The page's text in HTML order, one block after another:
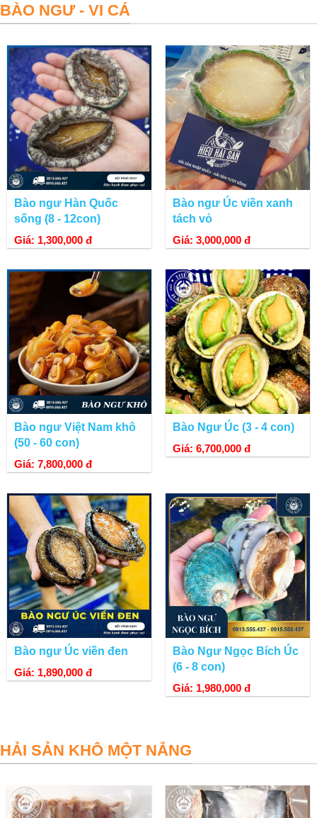
BÀO NGƯ - VI CÁ
Bào ngư Hàn Quốc
sống (8 - 12con)
Giá: 1,300,000 đ
Bào ngư Úc viền xanh
tách vỏ
Giá: 3,000,000 đ
Bào ngư Việt Nam khô
(50 - 60 con)
Giá: 7,800,000 đ
Bào Ngư Úc (3 - 4 con)
Giá: 6,700,000 đ
Bào ngư Úc viền đen
Giá: 1,890,000 đ
Bào Ngư Ngọc Bích Úc
(6 - 8 con)
Giá: 1,980,000 đ
HẢI SẢN KHÔ MỘT NẮNG